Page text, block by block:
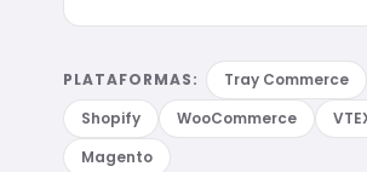
PLATAFORMAS: Tray Commerce
Shopify
WooCommerce
Magento